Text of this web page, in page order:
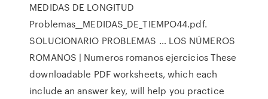
MEDIDAS DE LONGITUD
Problemas__MEDIDAS_DE_TIEMPO44.pdf.
SOLUCIONARIO PROBLEMAS … LOS NÚMEROS
ROMANOS | Numeros romanos ejercicios These
downloadable PDF worksheets, which each
include an answer key, will help you practice